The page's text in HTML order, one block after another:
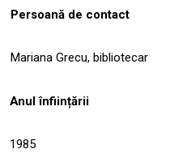
Persoană de contact
Mariana Grecu, bibliotecar
Anul înființării
1985